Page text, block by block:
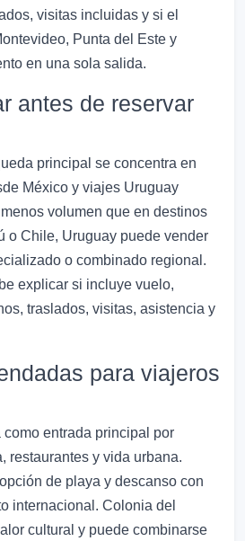
visitas incluidas y si el
Punta del Este y
en una sola salida.
antes de reservar
principal se concentra en
México y viajes Uruguay
volumen que en destinos
o Chile, Uruguay puede vender
o combinado regional.
explicar si incluye vuelo,
traslados, visitas, asistencia y
para viajeros
entrada principal por
restaurantes y vida urbana.
de playa y descanso con
internacional. Colonia del
cultural y puede combinarse